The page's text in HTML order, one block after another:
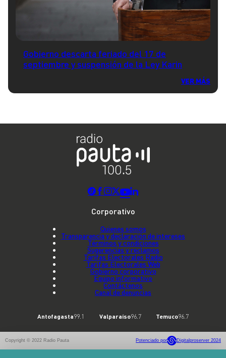
Gobierno descarta feriado del 17 de
septiembre y suspensión de la Ley Karin
VER MÁS
Corporativo
Quienes somos
Transparencia y declaración de intereses
Términos y condiciones
Sugerencias y reclamos
Tarifas Electorales Radio
Tarifas Electorales Web
Gobierno corporativo
Equipo informativo
Contáctenos
Canal de denuncias
Antofagasta99.1 Valparaíso96.7 Temuco96.7
Copyright © 2022 Radio Pauta Potenciado por Digitalproserver 2024